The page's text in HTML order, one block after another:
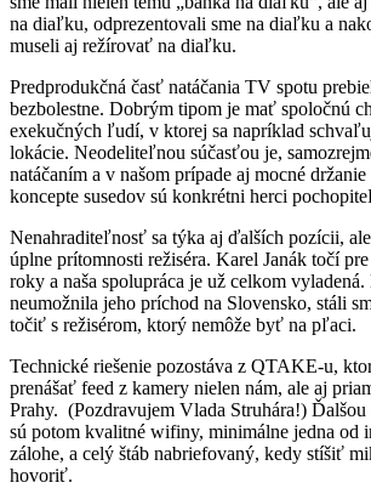
na diaľku, odprezentovali sme na diaľku a
museli aj režírovať na diaľku.
Predprodukčná časť natáčania TV spotu
bezbolestne. Dobrým tipom je mať spoločnú
exekučných ľudí, v ktorej sa napríklad
lokácie. Neodeliteľnou súčasťou je,
natáčaním a v našom prípade aj mocné
koncepte susedov sú konkrétni herci
Nenahraditeľnosť sa týka aj ďalších pozícii,
úplne prítomnosti režiséra. Karel Janák točí
roky a naša spolupráca je už celkom
neumožnila jeho príchod na Slovensko, stáli
točiť s režisérom, ktorý nemôže byť na pľaci.
Technické riešenie pozostáva z QTAKE-u,
prenášať feed z kamery nielen nám, ale aj
Prahy. (Pozdravujem Vlada Struhára!)
sú potom kvalitné wifiny, minimálne jedna od
zálohe, a celý štáb nabriefovaný, kedy stíšiť
hovoriť.